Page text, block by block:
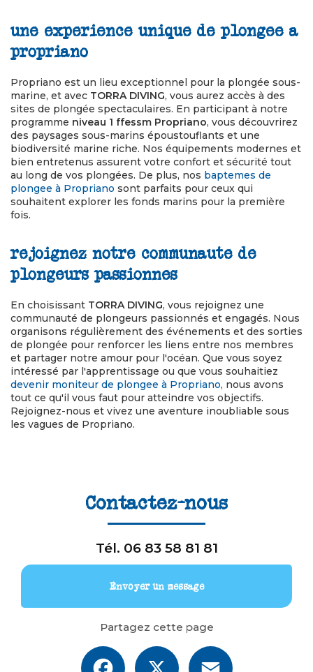
une experience unique de plongee a
propriano
Propriano est un lieu exceptionnel pour la plongée sous-
marine, et avec TORRA DIVING, vous aurez accès à des
sites de plongée spectaculaires. En participant à notre
programme niveau 1 ffessm Propriano, vous découvrirez
des paysages sous-marins époustouflants et une
biodiversité marine riche. Nos équipements modernes et
bien entretenus assurent votre confort et sécurité tout
au long de vos plongées. De plus, nos baptemes de
plongee à Propriano sont parfaits pour ceux qui
souhaitent explorer les fonds marins pour la première
fois.
rejoignez notre communaute de
plongeurs passionnes
En choisissant TORRA DIVING, vous rejoignez une
communauté de plongeurs passionnés et engagés. Nous
organisons régulièrement des événements et des sorties
de plongée pour renforcer les liens entre nos membres
et partager notre amour pour l'océan. Que vous soyez
intéressé par l'apprentissage ou que vous souhaitiez
devenir moniteur de plongee à Propriano, nous avons
tout ce qu'il vous faut pour atteindre vos objectifs.
Rejoignez-nous et vivez une aventure inoubliable sous
les vagues de Propriano.
Contactez-nous
Tél. 06 83 58 81 81
Envoyer un message
Partagez cette page
Facebook